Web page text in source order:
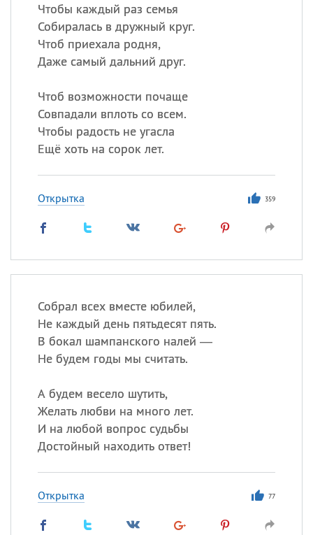
Чтобы каждый раз семья
Собиралась в дружный круг.
Чтоб приехала родня,
Даже самый дальний друг.
Чтоб возможности почаще
Совпадали вплоть со всем.
Чтобы радость не угасла
Ещё хоть на сорок лет.
Открытка 359
Собрал всех вместе юбилей,
Не каждый день пятьдесят пять.
В бокал шампанского налей —
Не будем годы мы считать.
А будем весело шутить,
Желать любви на много лет.
И на любой вопрос судьбы
Достойный находить ответ!
Открытка 77